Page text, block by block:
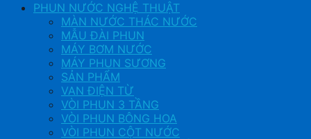
PHUN NƯỚC NGHỆ THUẬT
MÀN NƯỚC THÁC NƯỚC
MẪU ĐÀI PHUN
MÁY BƠM NƯỚC
MÁY PHUN SƯƠNG
SẢN PHẨM
VAN ĐIỆN TỪ
VÒI PHUN 3 TẦNG
VÒI PHUN BÔNG HOA
VÒI PHUN CỘT NƯỚC